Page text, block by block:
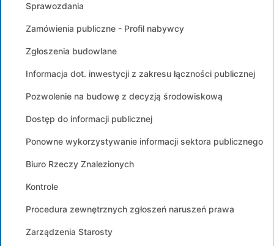
Sprawozdania
Zamówienia publiczne - Profil nabywcy
Zgłoszenia budowlane
Informacja dot. inwestycji z zakresu łączności publicznej
Pozwolenie na budowę z decyzją środowiskową
Dostęp do informacji publicznej
Ponowne wykorzystywanie informacji sektora publicznego
Biuro Rzeczy Znalezionych
Kontrole
Procedura zewnętrznych zgłoszeń naruszeń prawa
Zarządzenia Starosty